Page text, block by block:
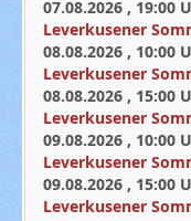
07.08.2026 , 19:00
Leverkusener
08.08.2026 , 10:00
Leverkusener
08.08.2026 , 15:00
Leverkusener
09.08.2026 , 10:00
Leverkusener
09.08.2026 , 15:00
Leverkusener